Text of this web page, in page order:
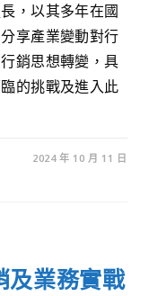
，以其多年在國
享產業變動對行
銷思想轉變，具
的挑戰及進入此
2024 年 10 月 11 日
及業務實戰